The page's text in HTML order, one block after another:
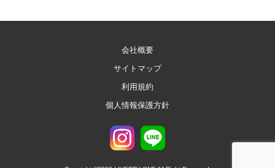
会社概要
サイトマップ
利用規約
個人情報保護方針